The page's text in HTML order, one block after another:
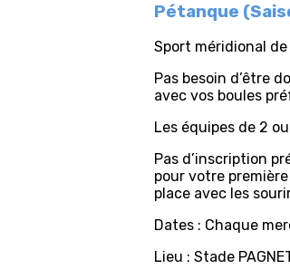
Pétanque
Sport méridional
Pas besoin d’être
avec vos boules
Les équipes de 2
Pas d’inscription
pour votre
place avec les
Dates : Chaque
Lieu : Stade